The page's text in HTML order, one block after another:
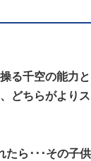
る千空の能力
どちらがより
ら･･･その子供